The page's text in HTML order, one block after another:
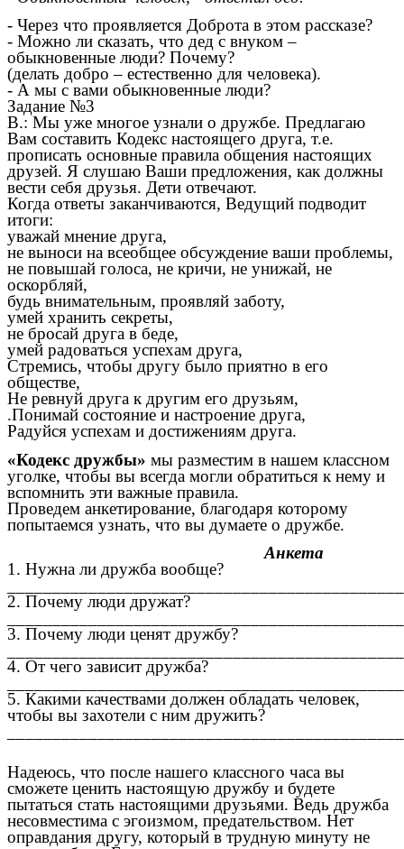
- Через что проявляется Доброта в этом рассказе?
- Можно ли сказать, что дед с внуком –
обыкновенные люди? Почему?
(делать добро – естественно для человека).
- А мы с вами обыкновенные люди?
Задание №3
В.: Мы уже многое узнали о дружбе. Предлагаю
Вам составить Кодекс настоящего друга, т.е.
прописать основные правила общения настоящих
друзей. Я слушаю Ваши предложения, как должны
вести себя друзья. Дети отвечают.
Когда ответы заканчиваются, Ведущий подводит
итоги:
уважай мнение друга,
не выноси на всеобщее обсуждение ваши проблемы,
не повышай голоса, не кричи, не унижай, не
оскорбляй,
будь внимательным, проявляй заботу,
умей хранить секреты,
не бросай друга в беде,
умей радоваться успехам друга,
Стремись, чтобы другу было приятно в его
обществе,
Не ревнуй друга к другим его друзьям,
.Понимай состояние и настроение друга,
Радуйся успехам и достижениям друга.
«Кодекс дружбы» мы разместим в нашем классном
уголке, чтобы вы всегда могли обратиться к нему и
вспомнить эти важные правила.
Проведем анкетирование, благодаря которому
попытаемся узнать, что вы думаете о дружбе.
Анкета
1. Нужна ли дружба вообще?
2. Почему люди дружат?
3. Почему люди ценят дружбу?
4. От чего зависит дружба?
5. Какими качествами должен обладать человек,
чтобы вы захотели с ним дружить?
Надеюсь, что после нашего классного часа вы
сможете ценить настоящую дружбу и будете
пытаться стать настоящими друзьями. Ведь дружба
несовместима с эгоизмом, предательством. Нет
оправдания другу, который в трудную минуту не